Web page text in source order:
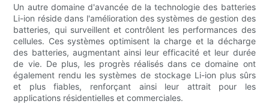
Un autre domaine d'avancée de la technologie des batteries
Li-ion réside dans l'amélioration des systèmes de gestion des
batteries, qui surveillent et contrôlent les performances des
cellules. Ces systèmes optimisent la charge et la décharge
des batteries, augmentant ainsi leur efficacité et leur durée
de vie. De plus, les progrès réalisés dans ce domaine ont
également rendu les systèmes de stockage Li-ion plus sûrs
et plus fiables, renforçant ainsi leur attrait pour les
applications résidentielles et commerciales.